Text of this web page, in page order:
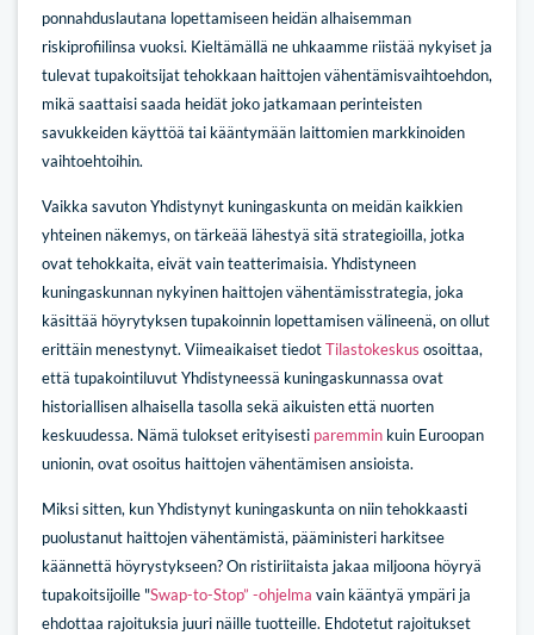
ponnahduslautana lopettamiseen heidän alhaisemman
riskiprofiilinsa vuoksi. Kieltämällä ne uhkaamme riistää nykyiset ja
tulevat tupakoitsijat tehokkaan haittojen vähentämisvaihtoehdon,
mikä saattaisi saada heidät joko jatkamaan perinteisten
savukkeiden käyttöä tai kääntymään laittomien markkinoiden
vaihtoehtoihin.
Vaikka savuton Yhdistynyt kuningaskunta on meidän kaikkien
yhteinen näkemys, on tärkeää lähestyä sitä strategioilla, jotka
ovat tehokkaita, eivät vain teatterimaisia. Yhdistyneen
kuningaskunnan nykyinen haittojen vähentämisstrategia, joka
käsittää höyrytyksen tupakoinnin lopettamisen välineenä, on ollut
erittäin menestynyt. Viimeaikaiset tiedotTilastokeskus osoittaa,
että tupakointiluvut Yhdistyneessä kuningaskunnassa ovat
historiallisen alhaisella tasolla sekä aikuisten että nuorten
keskuudessa. Nämä tulokset erityisesti paremmin kuin Euroopan
unionin, ovat osoitus haittojen vähentämisen ansioista.
Miksi sitten, kun Yhdistynyt kuningaskunta on niin tehokkaasti
puolustanut haittojen vähentämistä, pääministeri harkitsee
käännettä höyrystykseen? On ristiriitaista jakaa miljoona höyryä
tupakoitsijoille "Swap-to-Stop” -ohjelma vain kääntyä ympäri ja
ehdottaa rajoituksia juuri näille tuotteille. Ehdotetut rajoitukset